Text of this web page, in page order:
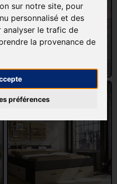
sur notre site, pour
personnalisé et des
analyser le trafic de
la provenance de
préférences